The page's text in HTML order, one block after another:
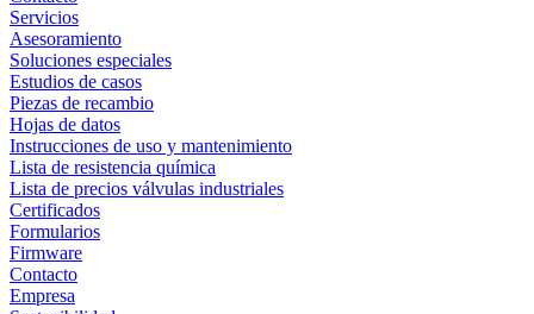
Servicios
Asesoramiento
Soluciones especiales
Estudios de casos
Piezas de recambio
Hojas de datos
Instrucciones de uso y mantenimiento
Lista de resistencia química
Lista de precios válvulas industriales
Certificados
Formularios
Firmware
Contacto
Empresa